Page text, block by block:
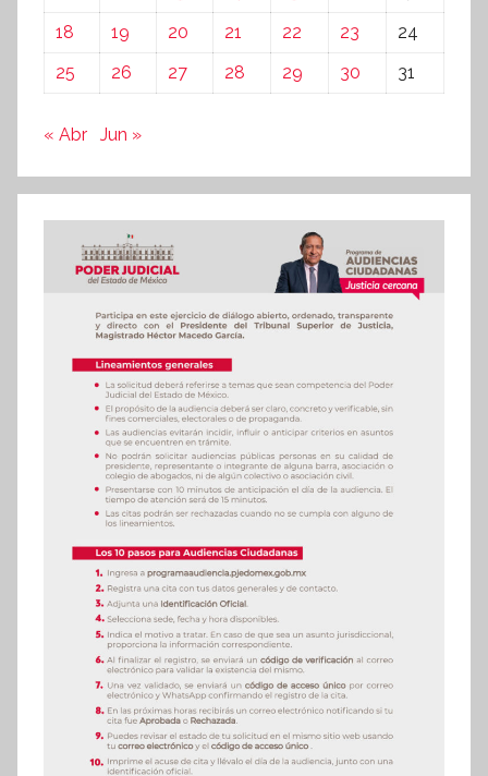
18
19 20 21 22 23
24
25
26 27 28 29 30 31
« Abr Jun »